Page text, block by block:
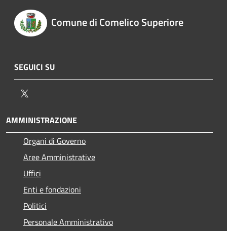
Comune di Comelico Superiore
SEGUICI SU
AMMINISTRAZIONE
Organi di Governo
Aree Amministrative
Uffici
Enti e fondazioni
Politici
Personale Amministrativo